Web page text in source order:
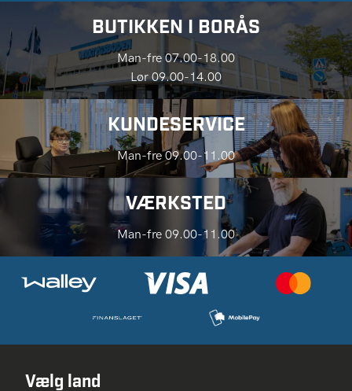
BUTIKKEN I BORÅS
Man-fre 07.00-18.00
Lør 09.00-14.00
KUNDESERVICE
Man-fre 09.00-11.00
VÆRKSTED
Man-fre 09.00-11.00
Vælg land